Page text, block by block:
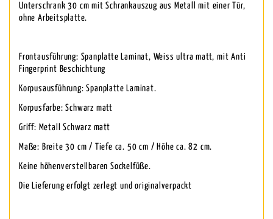
Unterschrank 30 cm mit Schrankauszug aus Metall mit einer Tür,
ohne Arbeitsplatte.
Frontausführung: Spanplatte Laminat, Weiss ultra matt, mit Anti
Fingerprint Beschichtung
Korpusausführung: Spanplatte Laminat.
Korpusfarbe: Schwarz matt
Griff: Metall Schwarz matt
Maße: Breite 30 cm / Tiefe ca. 50 cm / Höhe ca. 82 cm.
Keine höhenverstellbaren Sockelfüße.
Die Lieferung erfolgt zerlegt und originalverpackt